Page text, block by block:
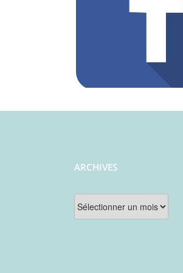
ARCHIVES
Archives